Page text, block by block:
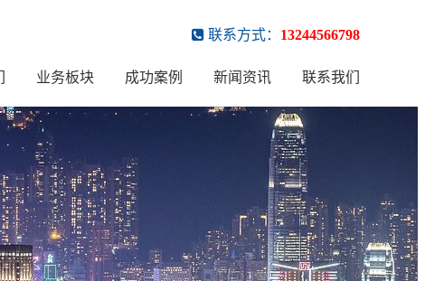
联系方式： 13244566798
业务板块 成功案例 新闻资讯 联系我们